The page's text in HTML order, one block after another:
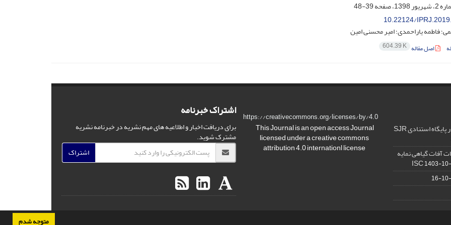
متوجه شدم
39-48
10.22124/
فاطمه یاراحمدی؛ امیر محسنی امین
اصل مقاله 604.39 K
ارتقا کیفیت و ضریب تاثیر در پایگاه استنادی SJR
آفات گیاهی نمایه
1403-
https://creativecommons.org/licenses/by/4.0
This Journal is an open access Journal
licensed under a creative commons
attribution 4.0 internationl license
اشتراک خبرنامه
برای دریافت اخبار و اطلاعیه های مهم نشریه در خبرنامه نشریه
مشترک شوید.
اشتراک